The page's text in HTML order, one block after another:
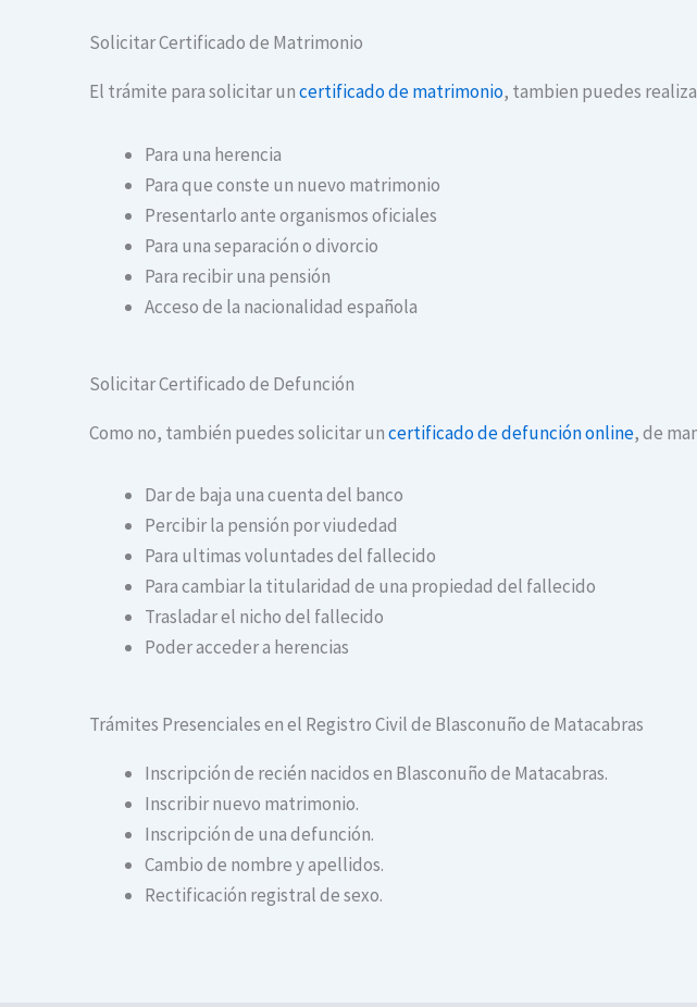
Solicitar Certificado de Matrimonio
El trámite para solicitar uncertificado de matrimonio, tambien puedes
Para una herencia
Para que conste un nuevo matrimonio
Presentarlo ante organismos oficiales
Para una separación o divorcio
Para recibir una pensión
Acceso de la nacionalidad española
Solicitar Certificado de Defunción
Como no, también puedes solicitar uncertificado de defunción online, de
Dar de baja una cuenta del banco
Percibir la pensión por viudedad
Para ultimas voluntades del fallecido
Para cambiar la titularidad de una propiedad del fallecido
Trasladar el nicho del fallecido
Poder acceder a herencias
Trámites Presenciales en el Registro Civil de Blasconuño de Matacabras
Inscripción de recién nacidos en Blasconuño de Matacabras.
Inscribir nuevo matrimonio.
Inscripción de una defunción.
Cambio de nombre y apellidos.
Rectificación registral de sexo.